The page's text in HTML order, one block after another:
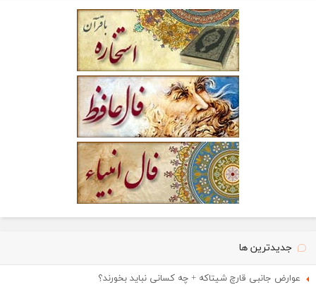
جدیدترین ها
عوارض جانبی قارچ شیتاکه + چه کسانی نباید بخورند؟